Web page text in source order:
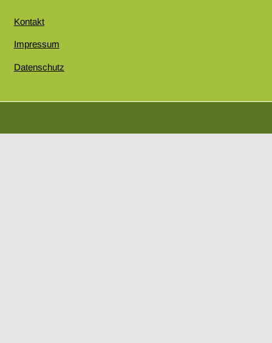
Kontakt
Impressum
Datenschutz